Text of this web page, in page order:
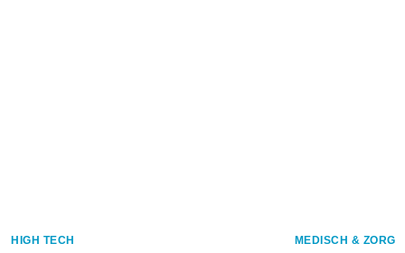
HIGH TECH MEDISCH & ZORG